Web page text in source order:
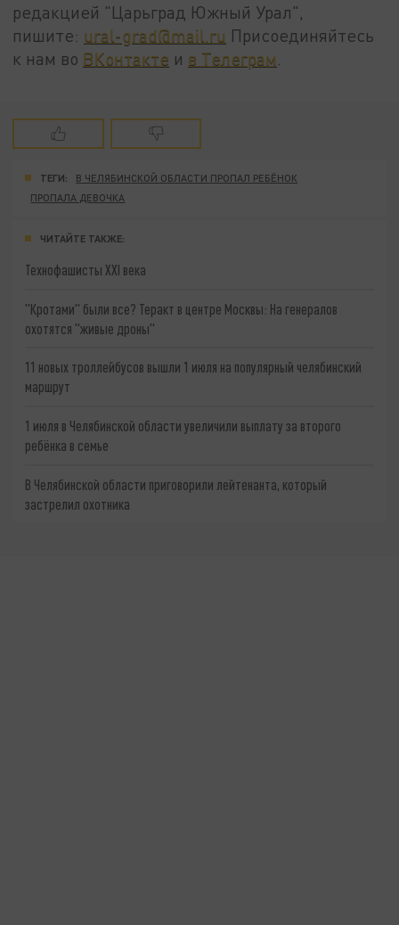
редакцией "Царьград Южный Урал",
пишите: ural-grad@mail.ru Присоединяйтесь
к нам во ВКонтакте и в Телеграм
ТЕГИ:
В ЧЕЛЯБИНСКОЙ ОБЛАСТИ ПРОПАЛ РЕБЁНОК
ПРОПАЛА ДЕВОЧКА
ЧИТАЙТЕ ТАКЖЕ:
Технофашисты XXI века
"Кротами" были все? Теракт в центре Москвы: На генералов
охотятся "живые дроны"
11 новых троллейбусов вышли 1 июля на популярный челябинский
маршрут
1 июля в Челябинской области увеличили выплату за второго
ребёнка в семье
В Челябинской области приговорили лейтенанта, который
застрелил охотника